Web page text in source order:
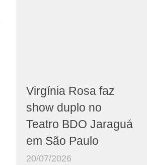
Virgínia Rosa faz
show duplo no
Teatro BDO Jaraguá
em São Paulo
20/07/2026